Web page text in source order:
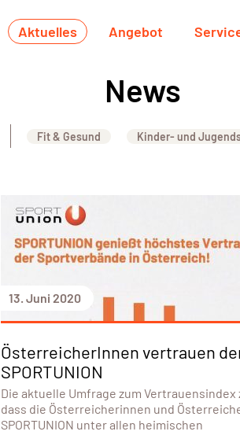
Aktuelles Angebot
News
Fit & Gesund Kinder- und
13. Juni 2020
ÖsterreicherInnen vertrauen
SPORTUNION
Die aktuelle Umfrage zum Vertrauensindex
dass die Österreicherinnen und
SPORTUNION unter allen heimischen